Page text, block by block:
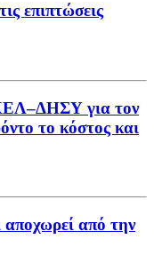
επιπτώσεις
για τον
το κόστος και
από την